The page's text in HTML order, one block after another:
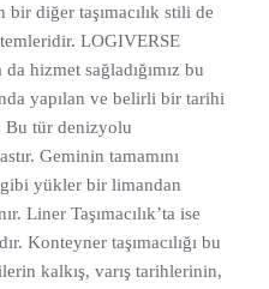
diğer taşımacılık stili de
LOGIVERSE
hizmet sağladığımız bu
yapılan ve belirli bir tarihi
Bu tür denizyolu
Geminin tamamını
yükler bir limandan
Liner Taşımacılık’ta ise
Konteyner taşımacılığı bu
kalkış, varış tarihlerinin,